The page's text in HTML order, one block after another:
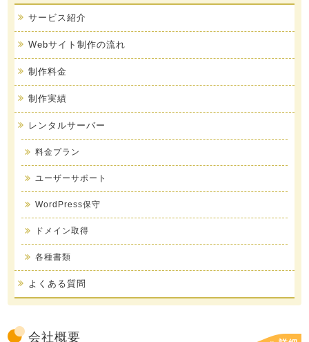
サービス紹介
Webサイト制作の流れ
制作料金
制作実績
レンタルサーバー
料金プラン
ユーザーサポート
WordPress保守
ドメイン取得
各種書類
よくある質問
会社概要